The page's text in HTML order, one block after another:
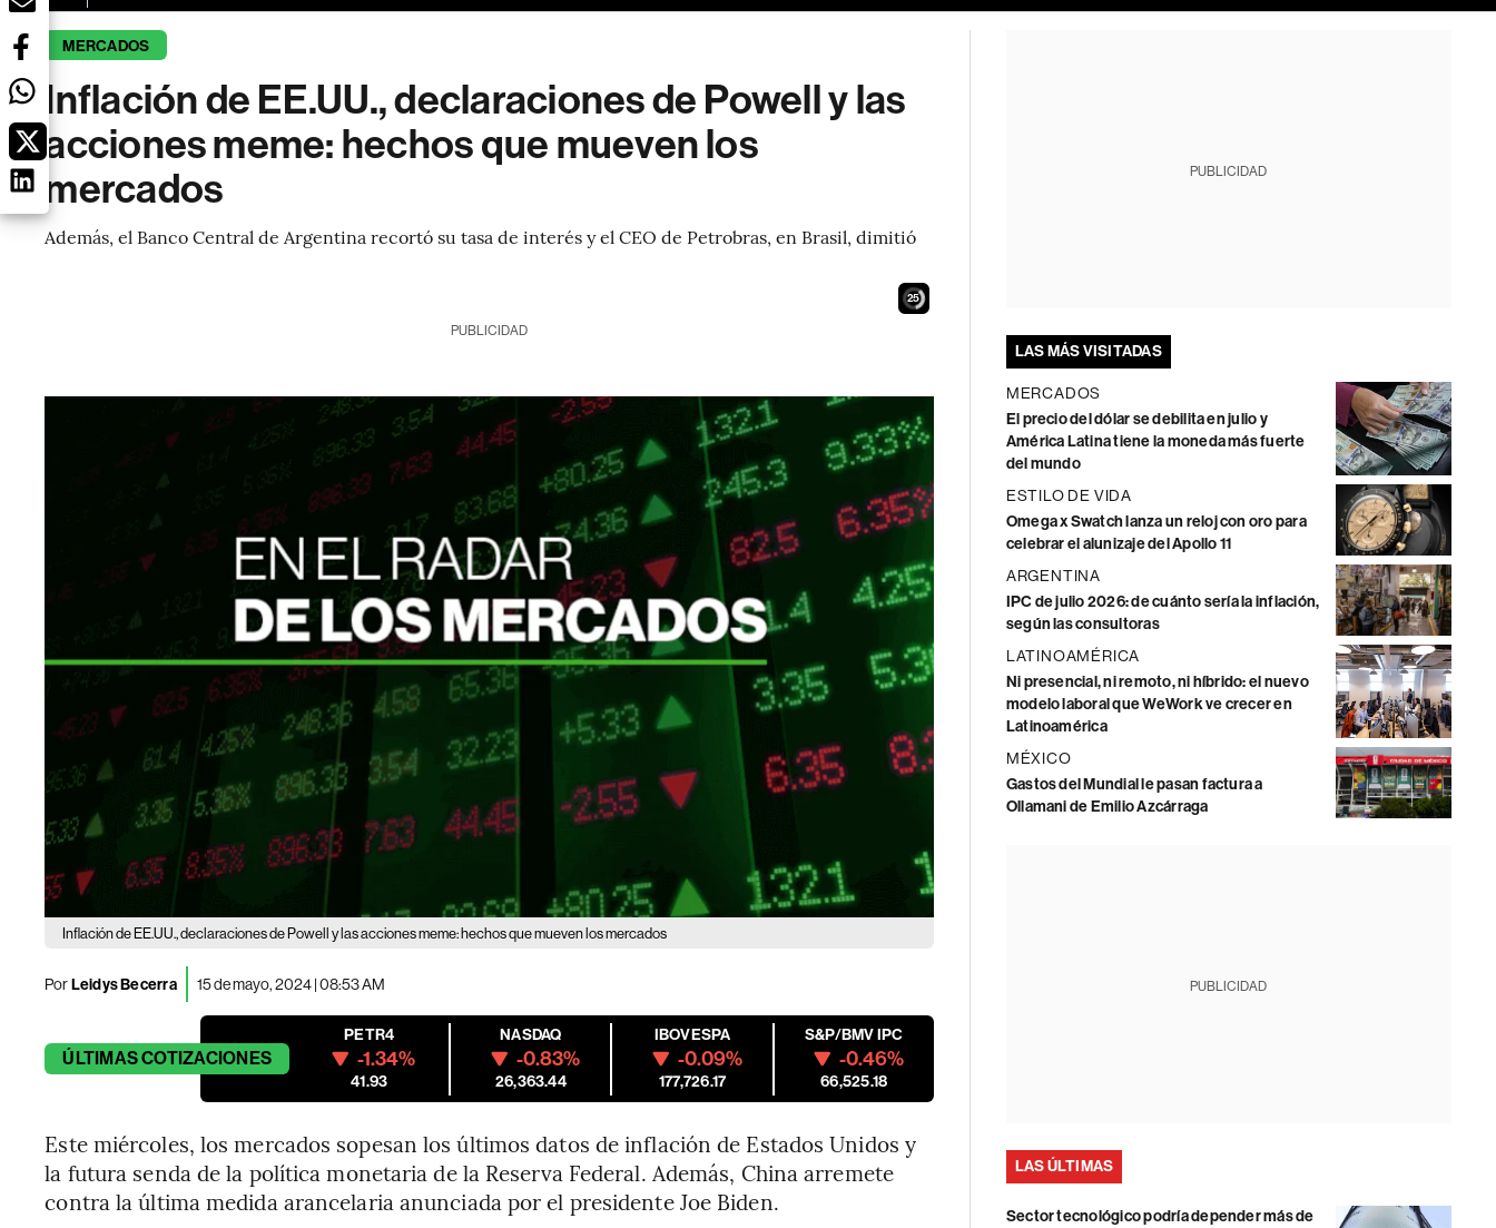
MERCADOS
Inflación de EE.UU., declaraciones de Powell y las
acciones meme: hechos que mueven los
mercados
Además, el Banco Central de Argentina recortó su tasa de interés y el CEO de Petrobras, en Brasil, dimitió
24
PUBLICIDAD
Inflación de EE.UU., declaraciones de Powell y las acciones meme: hechos que mueven los mercados
PorLeidys Becerra 15 de mayo, 2024 | 08:53 AM
ÚLTIMASCOTIZACIONES
PETR4
-1.34%
41.93
NASDAQ
-0.83%
26,363.44
IBOVESPA
-0.09%
177,726.17
S&P/BMV IPC
-0.46%
66,525.18
Este miércoles, los mercados sopesan los últimos datos de inflación de Estados Unidos y
la futura senda de la política monetaria de la Reserva Federal. Además, China arremete
contra la última medida arancelaria anunciada por el presidente Joe Biden.
PUBLICIDAD
LAS MÁS VISITADAS
MERCADOS
El precio del dólar se debilita en julio y
América Latina tiene la moneda más fuerte
del mundo
ESTILO DE VIDA
Omega x Swatch lanza un reloj con oro para
celebrar el alunizaje del Apollo 11
ARGENTINA
IPC de julio 2026: de cuánto sería la inflación,
según las consultoras
LATINOAMÉRICA
Ni presencial, ni remoto, ni híbrido: el nuevo
modelo laboral que WeWork ve crecer en
Latinoamérica
MÉXICO
Gastos del Mundial le pasan factura a
Ollamani de Emilio Azcárraga
PUBLICIDAD
LAS ÚLTIMAS
Sector tecnológico podría depender más de